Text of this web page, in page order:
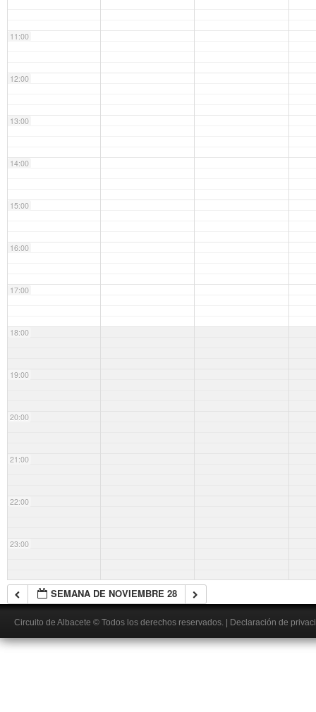
11:00
12:00
13:00
14:00
15:00
16:00
17:00
18:00
19:00
20:00
21:00
22:00
23:00
SEMANA DE NOVIEMBRE 28
Circuito de Albacete © Todos los derechos reservados. Declaración de